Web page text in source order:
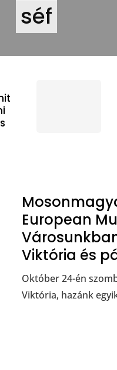
séf
European
Viktória és
Október 24-én
Viktória, hazánk